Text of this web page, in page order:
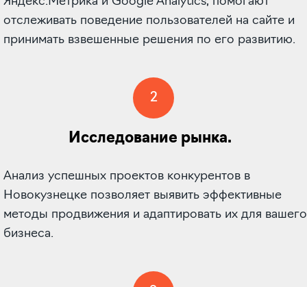
отслеживать поведение пользователей на сайте и
принимать взвешенные решения по его развитию.
2
Исследование рынка.
Анализ успешных проектов конкурентов в
Новокузнецке позволяет выявить эффективные
методы продвижения и адаптировать их для вашего
бизнеса.